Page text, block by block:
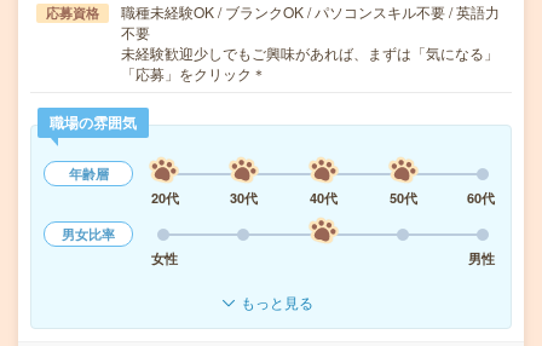
応募資格
職種未経験OK / ブランクOK / パソコンスキル不要 / 英語力
不要
未経験歓迎少しでもご興味があれば、まずは「気になる」
「応募」をクリック＊
職場の雰囲気
年齢層
20代
30代 40代 50代
60代
男女比率
女性
男性
もっと見る